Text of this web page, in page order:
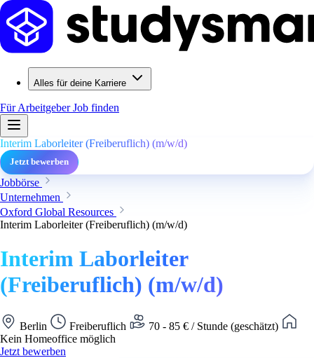
Alles für deine Karriere
Für ArbeitgeberJob finden
Interim Laborleiter (Freiberuflich) (m/w/d)
Jetzt bewerben
Jobbörse
Unternehmen
Oxford Global Resources
Interim Laborleiter (Freiberuflich) (m/w/d)
Interim Laborleiter
(Freiberuflich) (m/w/d)
Berlin Freiberuflich
70 - 85 € / Stunde (geschätzt)
Kein Homeoffice möglich
Jetzt bewerben